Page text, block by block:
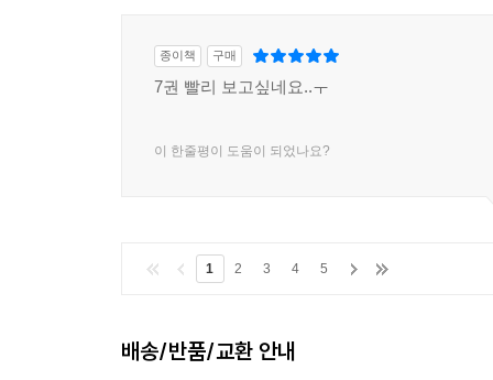
종이책 구매
7권 빨리 보고싶네요..ㅜ
이 한줄평이 도움이 되었나요?
1 2 3 4 5
배송/반품/교환 안내